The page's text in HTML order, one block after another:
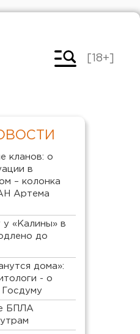
[18+]
кланов: о
в
– колонка
Артема
у «Калины» в
до
дома»:
- о
Госдуму
БПЛА